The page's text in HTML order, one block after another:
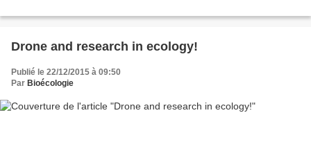
Drone and research in ecology!
Publié le 22/12/2015 à 09:50
Par Bioécologie